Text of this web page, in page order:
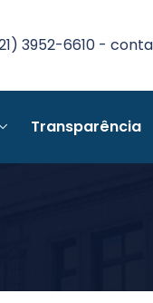
3952-6610 -
Transparência